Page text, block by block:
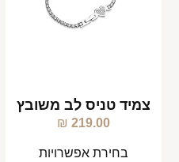
צמיד טניס לב משובץ
219.00
₪
בחירת אפשרויות